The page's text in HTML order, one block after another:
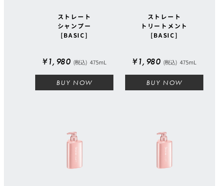
ストレート
シャンプー
[BASIC]
¥1,980 (税込) 475mL
BUY NOW
ストレート
トリートメント
[BASIC]
¥1,980 (税込) 475mL
BUY NOW